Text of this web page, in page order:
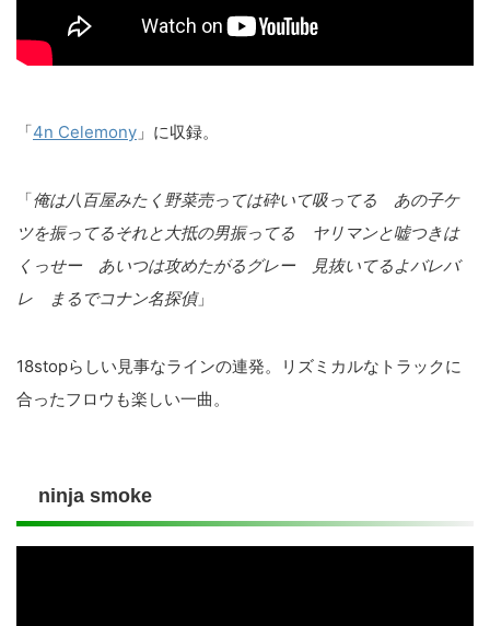
「4n Celemony 」に収録。
「俺は八百屋みたく野菜売っては砕いて吸ってる あの子ケ
ツを振ってるそれと大抵の男振ってる ヤリマンと嘘つきは
くっせー あいつは攻めたがるグレー 見抜いてるよバレバ
レ まるでコナン名探偵」
18stopらしい見事なラインの連発。リズミカルなトラックに
合ったフロウも楽しい一曲。
ninja smoke